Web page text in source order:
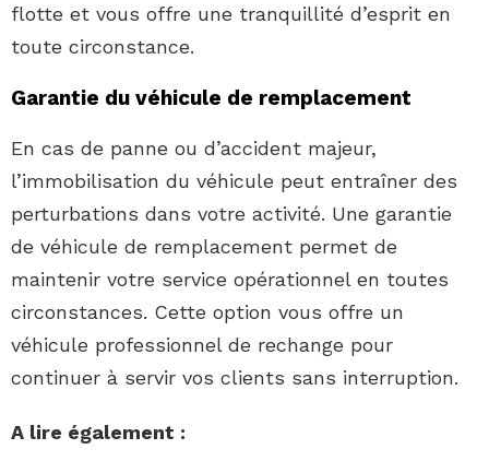
flotte et vous offre une tranquillité d’esprit en
toute circonstance.
Garantie du véhicule de remplacement
En cas de panne ou d’accident majeur,
l’immobilisation du véhicule peut entraîner des
perturbations dans votre activité. Une garantie
de véhicule de remplacement permet de
maintenir votre service opérationnel en toutes
circonstances. Cette option vous offre un
véhicule professionnel de rechange pour
continuer à servir vos clients sans interruption.
A lire également :